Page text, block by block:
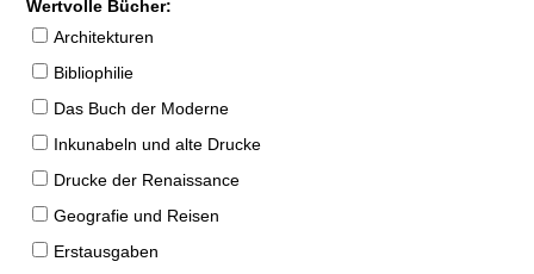
Wertvolle Bücher:
Architekturen
Bibliophilie
Das Buch der Moderne
Inkunabeln und alte Drucke
Drucke der Renaissance
Geografie und Reisen
Erstausgaben